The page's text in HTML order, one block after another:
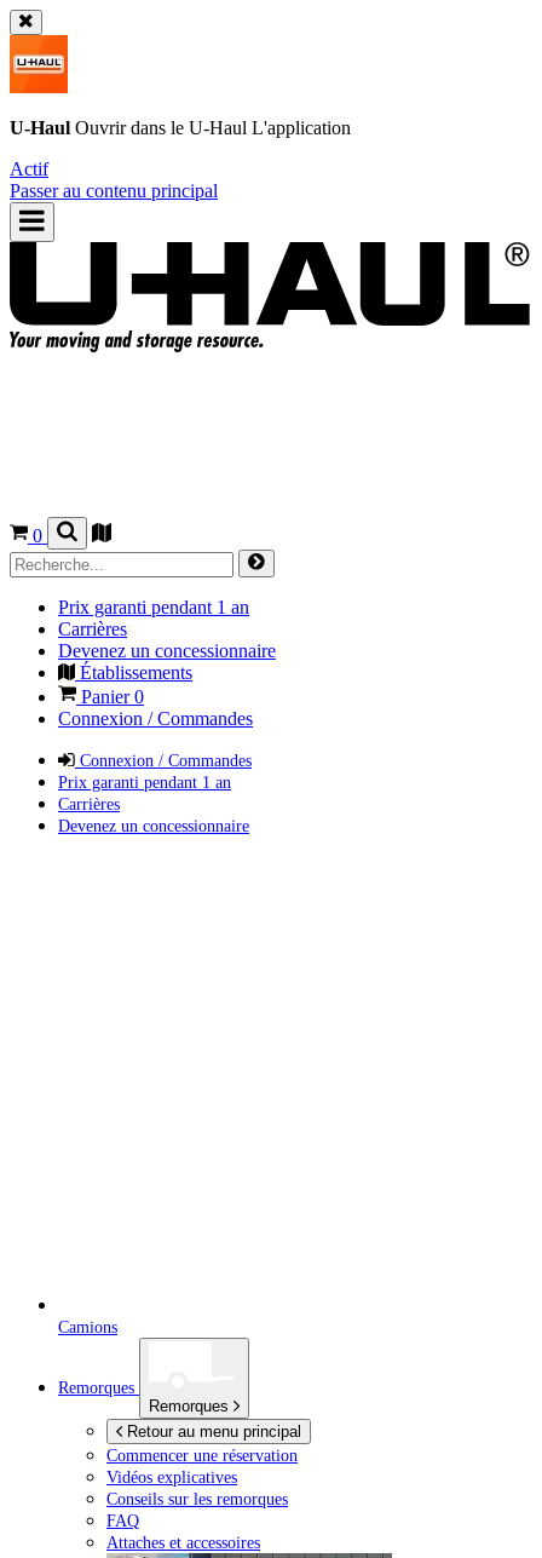
U-Haul Ouvrir dans le U-Haul L'application
Actif
Passer au contenu principal
0
Prix garanti pendant 1 an
Carrières
Devenez un concessionnaire
Établissements
Panier0
Connexion / Commandes
Connexion / Commandes
Prix garanti pendant 1 an
Carrières
Devenez un concessionnaire
Camions
Remorques
Remorques
Retour au menu principal
Commencer une réservation
Vidéos explicatives
Conseils sur les remorques
FAQ
Attaches et accessoires